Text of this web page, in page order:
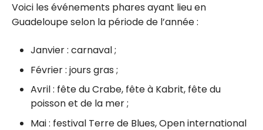
Voici les événements phares ayant lieu en
Guadeloupe selon la période de l’année :
Janvier : carnaval ;
Février : jours gras ;
Avril : fête du Crabe, fête à Kabrit, fête du
poisson et de la mer ;
Mai : festival Terre de Blues, Open international